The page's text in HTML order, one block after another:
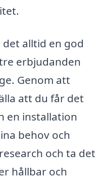
alltid en god
erbjudanden
Genom att
att du får det
en installation
behov och
och ta det
hållbar och